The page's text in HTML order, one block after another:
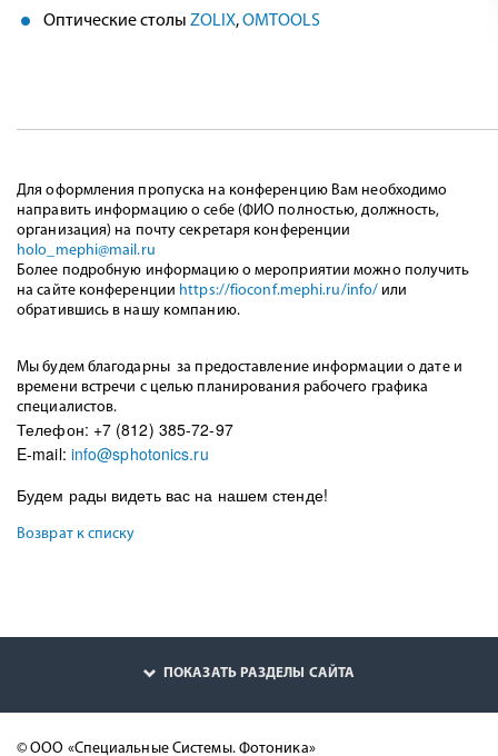
Оптические столы ZOLIX,OMTOOLS
Для оформления пропуска на конференцию Вам необходимо
направить информацию о себе (ФИО полностью, должность,
организация) на почту секретаря конференции
holo_mephi@mail.ru
Более подробную информацию о мероприятии можно получить
на сайте конференции https://fioconf.mephi.ru/info/ или
обратившись в нашу компанию.
Мы будем благодарны за предоставление информации о дате и
времени встречи с целью планирования рабочего графика
специалистов.
Телефон: +7 (812) 385-72-97
E-mail: info@sphotonics.ru
Будем рады видеть вас на нашем стенде!
Возврат к списку
ПОКАЗАТЬ РАЗДЕЛЫ САЙТА
© ООО «Специальные Системы. Фотоника»